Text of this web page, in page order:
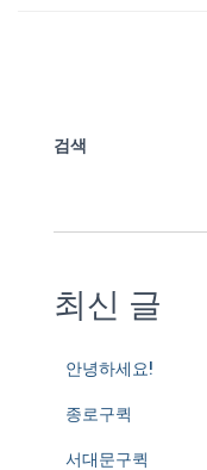
검색
최신 글
안녕하세요!
종로구퀵
서대문구퀵